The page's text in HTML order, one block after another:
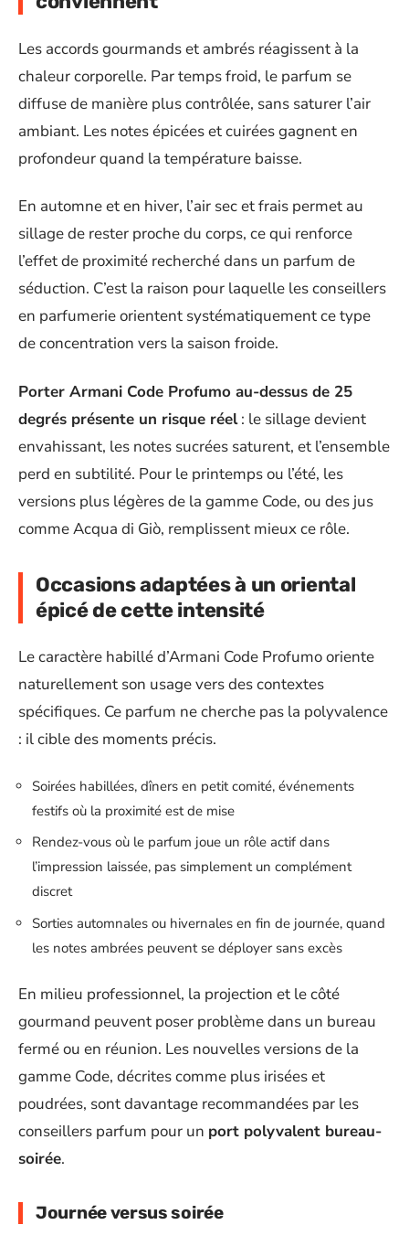
Les accords gourmands et ambrés réagissent à la
chaleur corporelle. Par temps froid, le parfum se
diffuse de manière plus contrôlée, sans saturer l’air
ambiant. Les notes épicées et cuirées gagnent en
profondeur quand la température baisse.
En automne et en hiver, l’air sec et frais permet au
sillage de rester proche du corps, ce qui renforce
l’effet de proximité recherché dans un parfum de
séduction. C’est la raison pour laquelle les conseillers
en parfumerie orientent systématiquement ce type
de concentration vers la saison froide.
Porter Armani Code Profumo au-dessus de 25
degrés présente un risque réel: le sillage devient
envahissant, les notes sucrées saturent, et l’ensemble
perd en subtilité. Pour le printemps ou l’été, les
versions plus légères de la gamme Code, ou des jus
comme Acqua di Giò, remplissent mieux ce rôle.
Occasions adaptées à un oriental
épicé de cette intensité
Le caractère habillé d’Armani Code Profumo oriente
naturellement son usage vers des contextes
spécifiques. Ce parfum ne cherche pas la polyvalence
: il cible des moments précis.
Soirées habillées, dîners en petit comité, événements
festifs où la proximité est de mise
Rendez-vous où le parfum joue un rôle actif dans
l’impression laissée, pas simplement un complément
discret
Sorties automnales ou hivernales en fin de journée, quand
les notes ambrées peuvent se déployer sans excès
En milieu professionnel, la projection et le côté
gourmand peuvent poser problème dans un bureau
fermé ou en réunion. Les nouvelles versions de la
gamme Code, décrites comme plus irisées et
poudrées, sont davantage recommandées par les
conseillers parfum pour un port polyvalent bureau-
soirée.
Journée versus soirée